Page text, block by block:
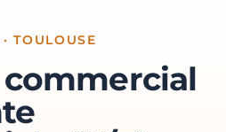
TOULOUSE